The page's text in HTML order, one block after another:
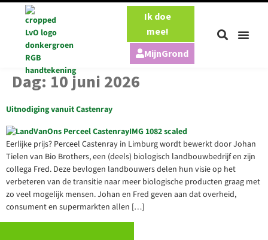
Ik doe
mee!
MijnGrond
Dag: 10 juni 2026
Uitnodiging vanuit Castenray
Eerlijke prijs? Perceel Castenray in Limburg wordt bewerkt door Johan
Tielen van Bio Brothers, een (deels) biologisch landbouwbedrijf en zijn
collega Fred. Deze bevlogen landbouwers delen hun visie op het
verbeteren van de transitie naar meer biologische producten graag met
zo veel mogelijk mensen. Johan en Fred geven aan dat overheid,
consument en supermarkten allen […]